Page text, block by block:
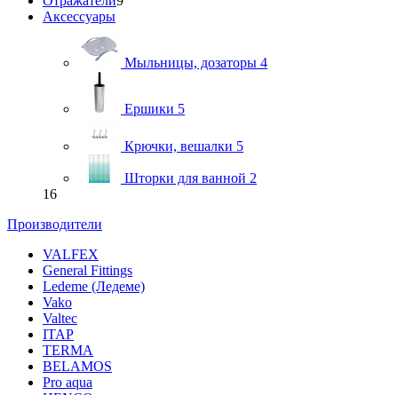
Аксессуары
Мыльницы, дозаторы 4
Ершики 5
Крючки, вешалки 5
Шторки для ванной 2
16
Производители
VALFEX
General Fittings
Ledeme (Ледеме)
Vako
Valtec
ITAP
TERMA
BELAMOS
Pro aqua